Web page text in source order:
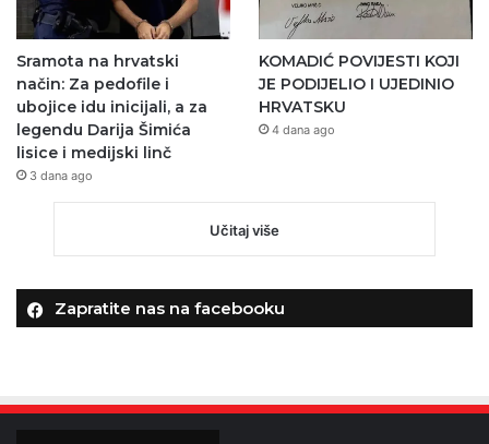
Sramota na hrvatski
način: Za pedofile i
ubojice idu inicijali, a za
legendu Darija Šimića
lisice i medijski linč
3 dana ago
KOMADIĆ POVIJESTI KOJI
JE PODIJELIO I UJEDINIO
HRVATSKU
4 dana ago
Učitaj više
Zapratite nas na facebooku